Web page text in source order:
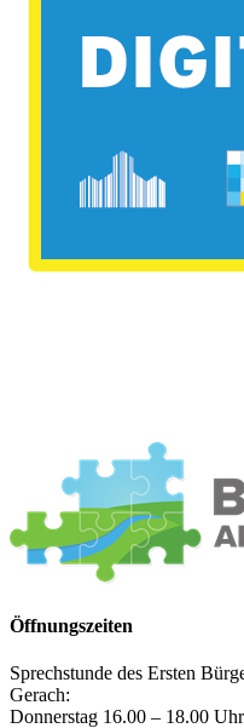
Öffnungszeiten
Sprechstunde des Ersten
Gerach:
Donnerstag 16.00 – 18.00